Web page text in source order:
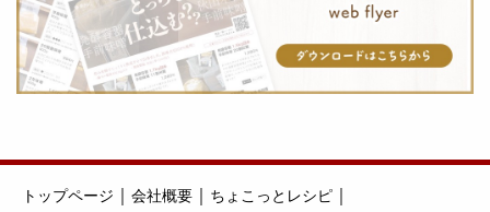
トップページ ｜ 会社概要 ｜ ちょこっとレシピ ｜